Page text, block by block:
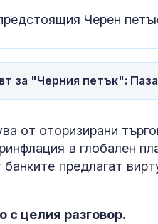
Черен
за "Черния петък":
от оторизирани
в глобален
предлагат
с целия разговор.